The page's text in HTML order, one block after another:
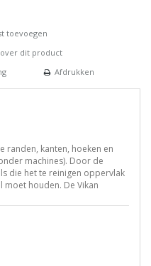
toevoegen
dit product
Afdrukken
randen, kanten, hoeken en
machines). Door de
die het te reinigen oppervlak
moet houden. De Vikan